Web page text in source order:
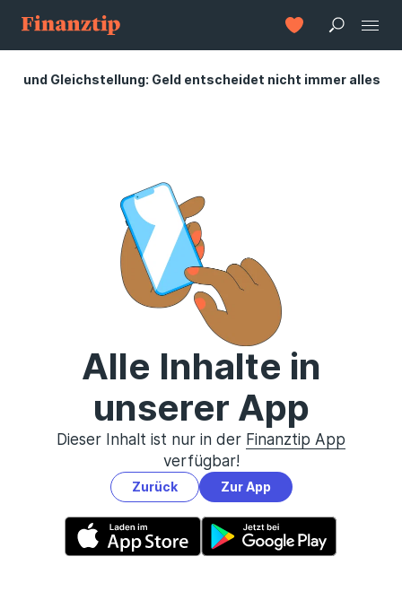
und Gleichstellung: Geld entscheidet nicht immer alles
Alle Inhalte in
unserer App
Dieser Inhalt ist nur in der Finanztip App
verfügbar!
Zurück Zur App